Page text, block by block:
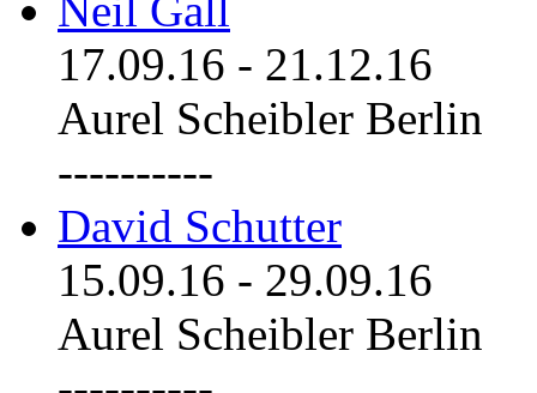
17.09.16 - 21.12.16
Aurel Scheibler Berlin
----------
David Schutter
15.09.16 - 29.09.16
Aurel Scheibler Berlin